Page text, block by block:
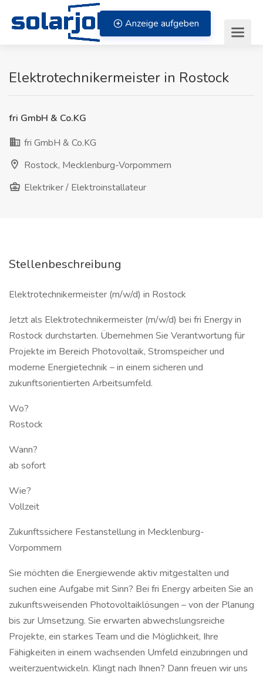
Zum Inhalt springen
Anzeige aufgeben
Elektrotechnikermeister in Rostock
fri GmbH & Co.KG
fri GmbH & Co.KG
Rostock, Mecklenburg-Vorpommern
Elektriker / Elektroinstallateur
Stellenbeschreibung
Elektrotechnikermeister (m/w/d) in Rostock
Jetzt als Elektrotechnikermeister (m/w/d) bei fri Energy in
Rostock durchstarten. Übernehmen Sie Verantwortung für
Projekte im Bereich Photovoltaik, Stromspeicher und
moderne Energietechnik – in einem sicheren und
zukunftsorientierten Arbeitsumfeld.
Wo?
Rostock
Wann?
ab sofort
Wie?
Vollzeit
Zukunftssichere Festanstellung in Mecklenburg-
Vorpommern
Sie möchten die Energiewende aktiv mitgestalten und
suchen eine Aufgabe mit Sinn? Bei fri Energy arbeiten Sie an
zukunftsweisenden Photovoltaiklösungen – von der Planung
bis zur Umsetzung. Sie erwarten abwechslungsreiche
Projekte, ein starkes Team und die Möglichkeit, Ihre
Fähigkeiten in einem wachsenden Umfeld einzubringen und
weiterzuentwickeln. Klingt nach Ihnen? Dann freuen wir uns